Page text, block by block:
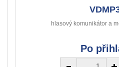
hlasový komunikátor a
Po